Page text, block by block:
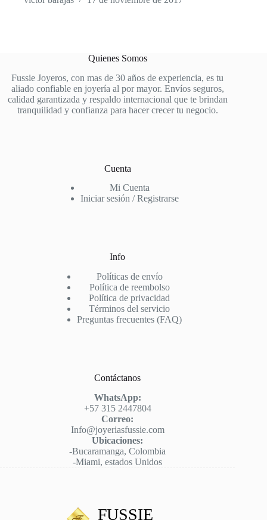
Quienes Somos
Fussie Joyeros, con mas de 30 años de experiencia, es tu
aliado confiable en joyería al por mayor. Envíos seguros,
calidad garantizada y respaldo internacional que te brindan
tranquilidad y confianza para hacer crecer tu negocio.
Cuenta
Mi Cuenta
Iniciar sesión / Registrarse
Info
Políticas de envío
Política de reembolso
Política de privacidad
Términos del servicio
Preguntas frecuentes (FAQ)
Contáctanos
WhatsApp:
+57 315 2447804
Correo:
Info@joyeriasfussie.com
Ubicaciones:
-Bucaramanga, Colombia
-Miami, estados Unidos